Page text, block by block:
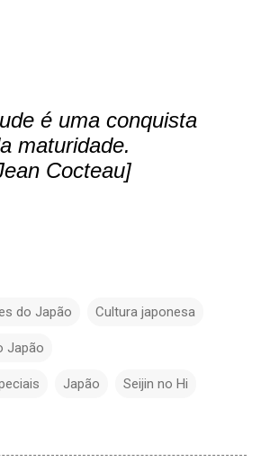
é uma conquista
maturidade.
Cocteau]
do Japão Cultura japonesa
Japão
Japão Seijin no Hi